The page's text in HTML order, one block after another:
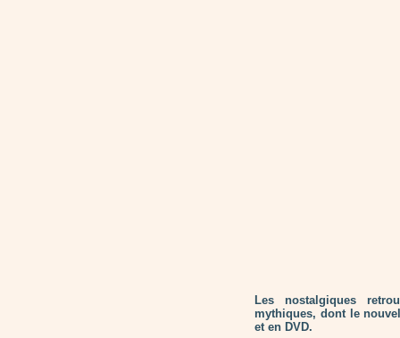
Les nostalgiques
mythiques, dont le
et en DVD.